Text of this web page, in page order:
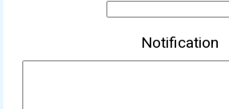
Notification